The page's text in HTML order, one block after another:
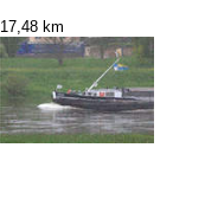
17,48 km